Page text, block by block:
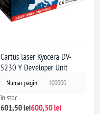
Cartus laser Kyocera DV-
5230 Y Developer Unit
Numar pagini 100000
în stoc
601,50 lei600,50 lei